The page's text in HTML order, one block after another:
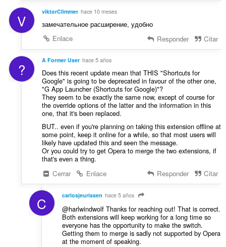
s
:
c
i
o
:
V viktorClimmer hace 10 meses
замечательное расширение, удобно
Enlace
Responder Citar
? A Former User hace 5 años
Does this recent update mean that THIS "Shortcuts for
Google" is going to be deprecated in favour of the other one,
"G App Launcher (Shortcuts for Google)"?
They seem to be exactly the same now, except of course for
the override options of the latter and the information in this
one, that it's been replaced.
BUT.. even if you're planning on taking this extension offline at
some point, keep it online for a while, so that most users will
likely have updated this and seen the message.
Or you could try to get Opera to merge the two extensions, if
that's even a thing.
Cerrar
Enlace Responder Citar
C carlosjeurissen hace 5 años
@harlwindwolf Thanks for reaching out! That is correct.
Both extensions will keep working for a long time so
everyone has the opportunity to make the switch.
Getting them to merge is sadly not supported by Opera
at the moment of speaking.